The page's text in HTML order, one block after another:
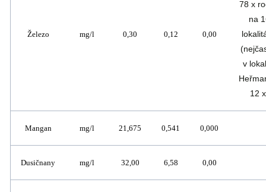
Železo mg/l 0,30 0,12 0,00
78 x
na
v
12
Mangan mg/l 21,675 0,541 0,000
Dusičnany mg/l 32,00 6,58 0,00